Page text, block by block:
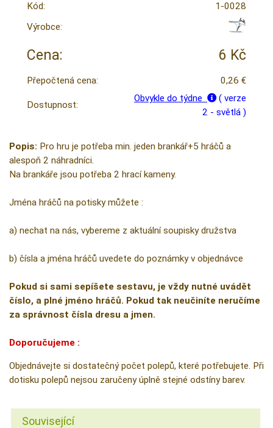
Kód:
1-0028
Výrobce:
Cena: 6 Kč
Přepočtená cena: 0,26 €
Dostupnost:
Obvykle do týdne
( verze
2 - světlá )
Popis: Pro hru je potřeba min. jeden brankář+5 hráčů a
alespoň 2 náhradníci.
Na brankáře jsou potřeba 2 hrací kameny.
Jména hráčů na potisky můžete :
a) nechat na nás, vybereme z aktuální soupisky družstva
b) čísla a jména hráčů uvedete do poznámky v objednávce
Pokud si sami sepíšete sestavu, je vždy nutné uvádět
číslo, a plné jméno hráčů. Pokud tak neučiníte neručíme
za správnost čísla dresu a jmen.
Doporučujeme :
Objednávejte si dostatečný počet polepů, které potřebujete. Při
dotisku polepů nejsou zaručeny úplně stejné odstíny barev.
Související